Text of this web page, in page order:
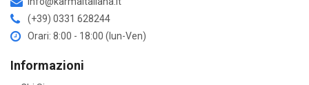
(+39) 0331 628244
Orari: 8:00 - 18:00 (lun-Ven)
Informazioni